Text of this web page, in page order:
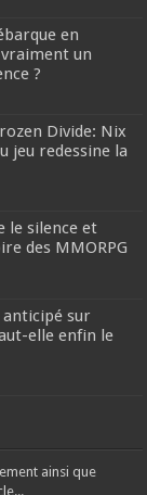
en
un
?
Divide: Nix
jeu redessine la
le silence et
des MMORPG
anticipé sur
elle enfin le
ainsi que